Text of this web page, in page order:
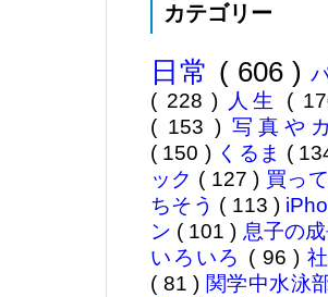
プからはじ
ってきまし
ャンプ場 ...
カテゴリー
日常 ( 606 )
( 228 ) 人生 (
( 153 ) 写真や
( 150 ) くるま (
ック ( 127 ) 買っ
ちそう ( 113 )
ン ( 101 ) 息子の
いろいろ ( 96 )
( 81 ) 関学中水泳